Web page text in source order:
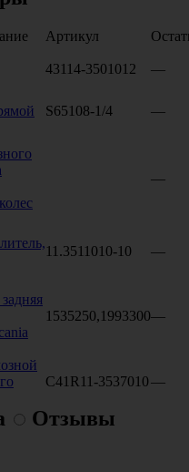
Артикул
43114-3501012 —
S65108-1/4 —
—
11.3511010-10 —
1535250,1993300—
C41R11-3537010—
Отзывы